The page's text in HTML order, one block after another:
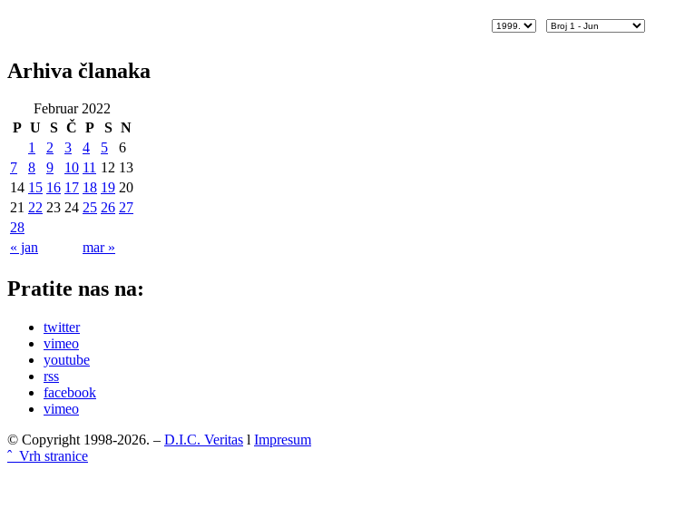
Arhiva članaka
Februar 2022
P U S Č P S N
« jan mar »
1 2 3 4 5
6
7
8 9 10 11 12 13
14 15 16 17 18 19 20
21 22 23 24 25 26 27
28
Pratite nas na:
twitter
vimeo
youtube
rss
facebook
vimeo
© Copyright 1998-2026. – D.I.C. Veritas l Impresum
ˆ Vrh stranice